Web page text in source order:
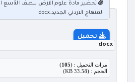
المنهاج الاردني الجديد.docx
تحميل
docx
مرات التحميل : (105
)
الحجم : (33.58 KB)